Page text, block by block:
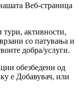
Веб-страница
тури, активности,
со патувања и
добра/услуги.
обезбедени од
е Добавувач, или